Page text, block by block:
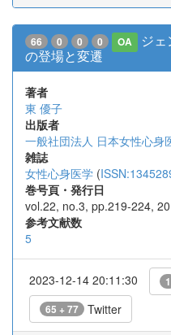
66 0 0 0 OA
ジ
の登場と変遷
著者
東 優子
出版者
一般社団法人 日本女性心身
雑誌
女性心身医学 (
巻号頁・発行日
vol.22, no.3, pp.219-224,
参考文献数
5
2023-12-14 20:11:30 1
65 + 77 Twitter